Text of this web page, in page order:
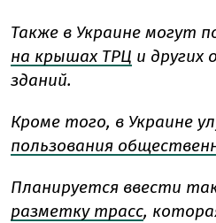
Также в Украине могут
на крышах ТРЦ и других
зданий.
Кроме того, в Украине
пользования
Планируется ввести
разметку трасс,